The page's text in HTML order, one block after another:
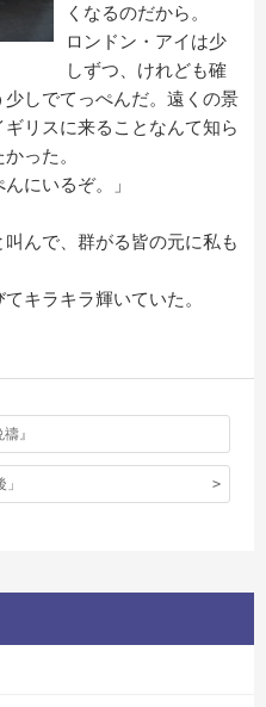
くなるのだから。
ロンドン・アイは少
しずつ、けれども確
しでてっぺんだ。遠くの景
リスに来ることなんて知ら
った。
にいるぞ。」
んで、群がる皆の元に私も
キラキラ輝いていた。
禱』
」